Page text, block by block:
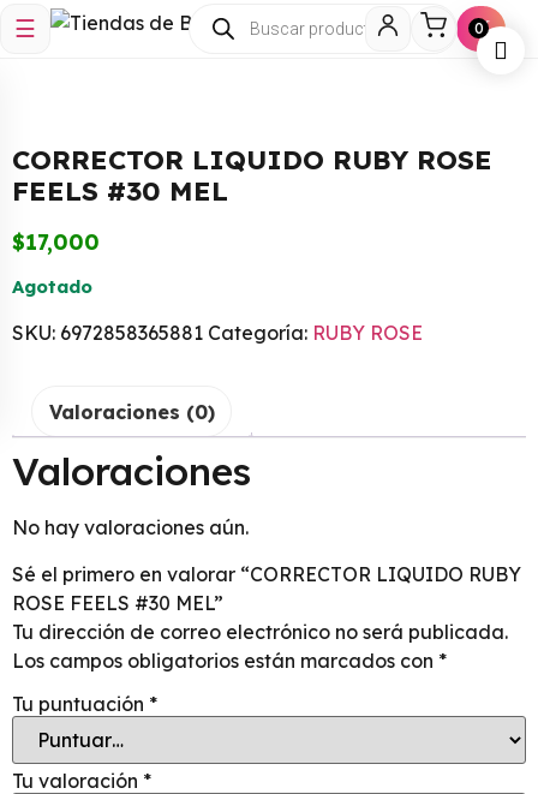
☰ 🛒
CORRECTOR LIQUIDO RUBY ROSE
FEELS #30 MEL
$17,000
Agotado
SKU: 6972858365881 Categoría: RUBY ROSE
Valoraciones (0)
Valoraciones
No hay valoraciones aún.
Sé el primero en valorar “CORRECTOR LIQUIDO RUBY
ROSE FEELS #30 MEL”
Tu dirección de correo electrónico no será publicada.
Los campos obligatorios están marcados con *
Tu puntuación *
Tu valoración *
0
$15,200